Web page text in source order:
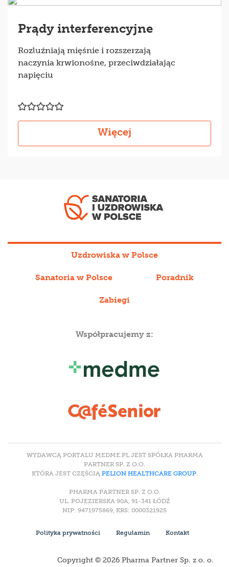
Prądy interferencyjne
Rozluźniają mięśnie i rozszerzają
naczynia krwionośne, przeciwdziałając
napięciu
Więcej
Uzdrowiska w Polsce
Sanatoria w Polsce Poradnik
Zabiegi
Współpracujemy z:
WYDAWCĄ PORTALU MEDME.PL JEST SPÓŁKA PHARMA
PARTNER SP. Z O.O.
KTÓRA JEST CZĘŚCIĄ PELION HEALTHCARE GROUP.
PHARMA PARTNER SP. Z O.O.
UL. POJEZIERSKA 90A, 91-341 ŁÓDŹ
NIP: 9471975869, KRS: 0000321925
Polityka prywatności Regulamin Kontakt
Copyright © 2026 Pharma Partner Sp. z o. o.